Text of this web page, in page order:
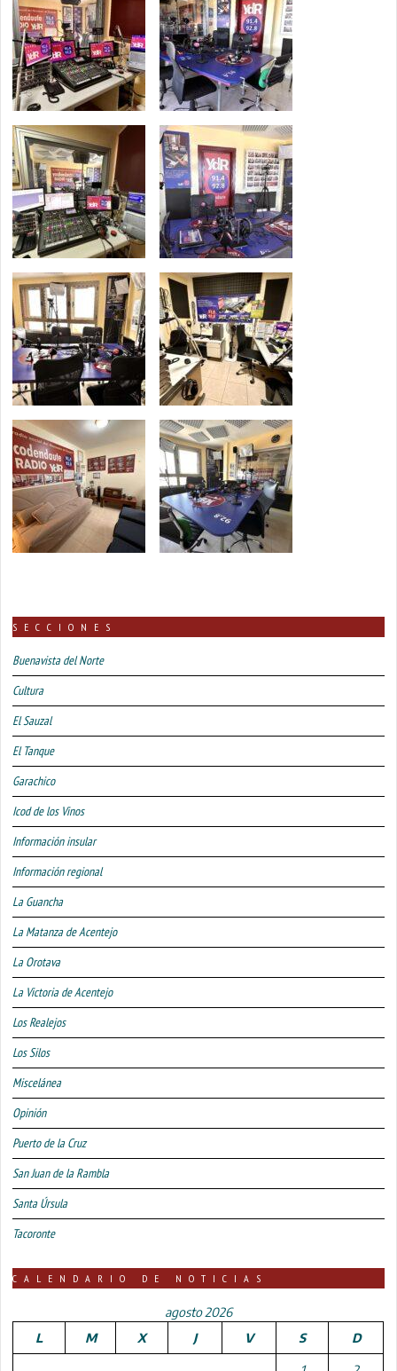
SECCIONES
Buenavista del Norte
Cultura
El Sauzal
El Tanque
Garachico
Icod de los Vinos
Información insular
Información regional
La Guancha
La Matanza de Acentejo
La Orotava
La Victoria de Acentejo
Los Realejos
Los Silos
Miscelánea
Opinión
Puerto de la Cruz
San Juan de la Rambla
Santa Úrsula
Tacoronte
CALENDARIO DE NOTICIAS
agosto 2026
L
M X J V S D